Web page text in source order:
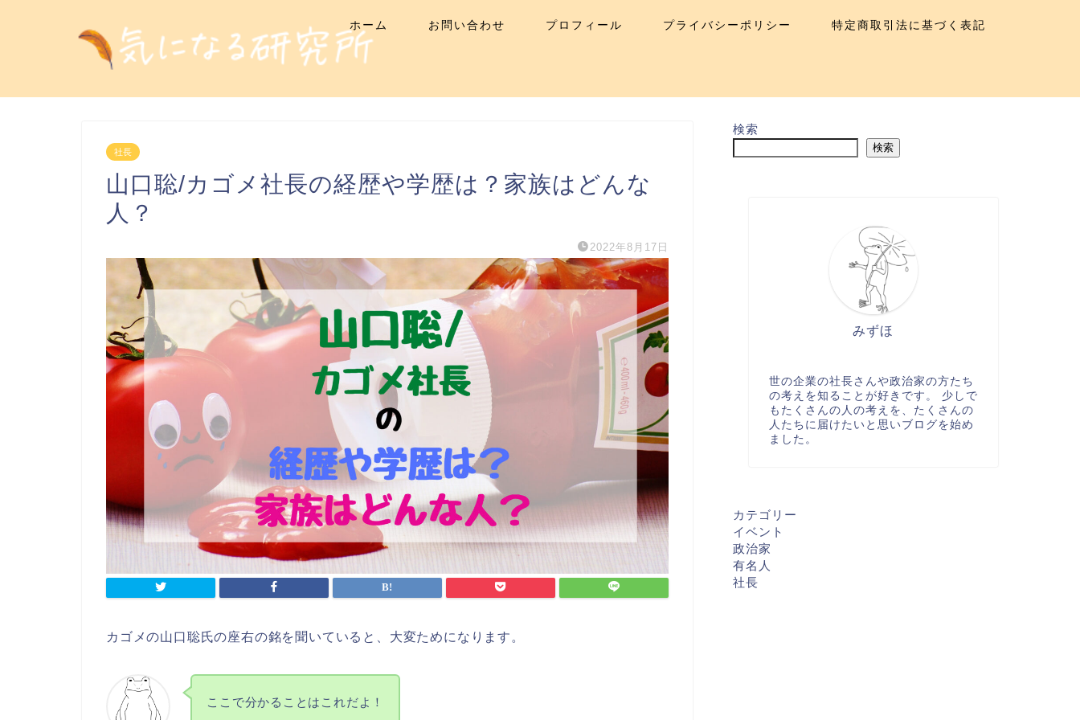
ホーム お問い合わせ プロフィール プライバシーポリシー 特定商取引法に基づく表記
社長
山口聡/カゴメ社長の経歴や学歴は？家族はどんな
人？
2022年8月17日
カゴメの山口聡氏の座右の銘を聞いていると、大変ためになります。
ここで分かることはこれだよ！
検索
検索
みずほ
世の企業の社長さんや政治家の方たち
の考えを知ることが好きです。 少しで
もたくさんの人の考えを、たくさんの
人たちに届けたいと思いブログを始め
ました。
カテゴリー
イベント
政治家
有名人
社長